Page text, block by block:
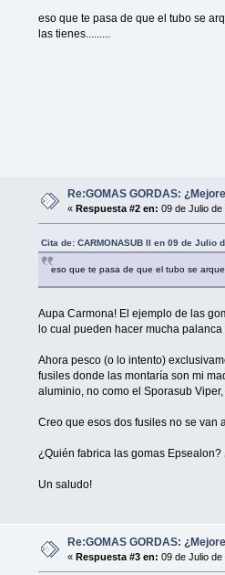
eso que te pasa de que el tubo se
las tienes.........
Re:GOMAS GORDAS:
«Respuesta #2 en: 09 de Julio
Cita de: CARMONASUB II en 09 de Julio
eso que te pasa de que el tubo se
Aupa Carmona! El ejemplo de las
lo cual pueden hacer mucha
Ahora pesco (o lo intento)
fusiles donde las montaría son mi
aluminio, no como el Sporasub
Creo que esos dos fusiles no se van
¿Quién fabrica las gomas
Un saludo!
Re:GOMAS GORDAS:
« Respuesta #3 en: 09 de Julio de